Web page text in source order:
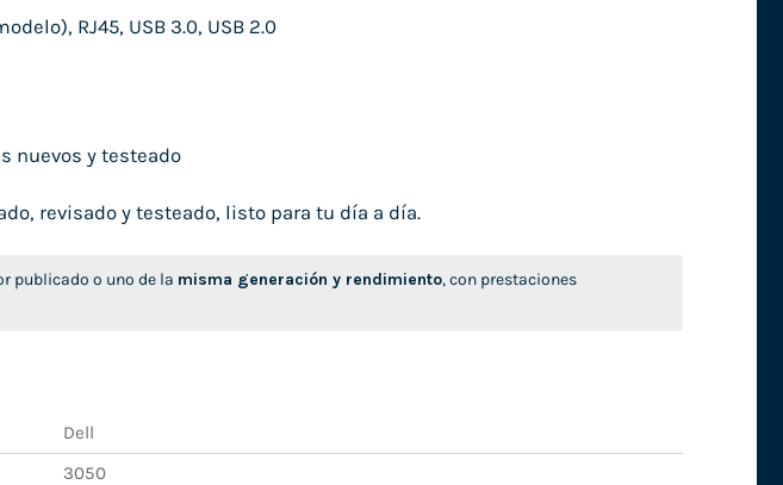
RJ45, USB 3.0, USB 2.0
nuevos y testeado
revisado y testeado, listo para tu día a día.
publicado o uno de la misma generación y rendimiento, con prestaciones
Dell
3050